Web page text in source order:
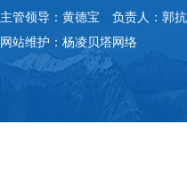
主管领导：黄德宝 负责人：郭
网站维护：杨凌贝塔网络